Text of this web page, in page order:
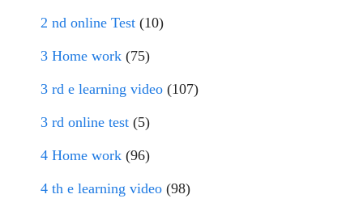
2 nd online Test (10)
3 Home work (75)
3 rd e learning video (107)
3 rd online test (5)
4 Home work (96)
4 th e learning video (98)